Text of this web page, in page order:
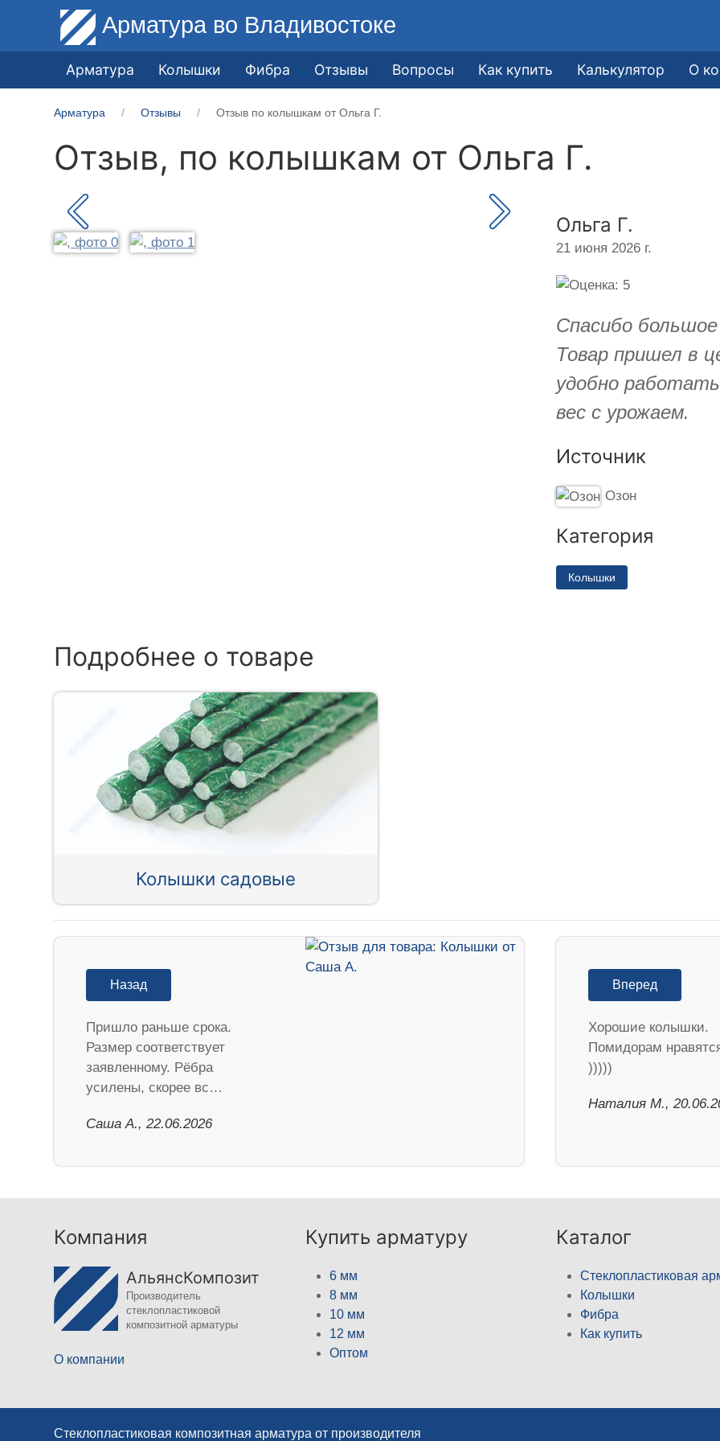
Арматура во Владивостоке
Арматура Колышки Фибра Отзывы Вопросы Как купить Калькулятор О
Арматура Отзывы Отзыв по колышкам от Ольга Г.
Отзыв, по колышкам от Ольга Г.
Ольга Г.
21 июня 2026 г.
Спасибо
Товар пришел в
удобно
вес с урожаем.
Источник
Озон
Категория
Колышки
Подробнее о товаре
Колышки садовые
Назад
Пришло раньше срока.
Размер соответствует
заявленному. Рёбра
усилены, скорее вс…
Саша А., 22.06.2026
Вперед
Хорошие колышки.
Помидорам
)))))
Наталия М.,
Компания
АльянсКомпозит
Производитель
стеклопластиковой
композитной арматуры
О компании
Купить арматуру
6 мм
8 мм
10 мм
12 мм
Оптом
Каталог
Стеклопластиковая
Колышки
Фибра
Как купить
Стеклопластиковая композитная арматура от производителя